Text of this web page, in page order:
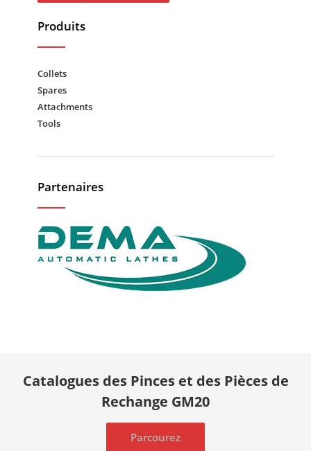
Produits
Collets
Spares
Attachments
Tools
Partenaires
Catalogues des Pinces et des Pièces de
Rechange GM20
Parcourez